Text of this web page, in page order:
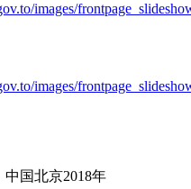
images/
images/
国北京2018年